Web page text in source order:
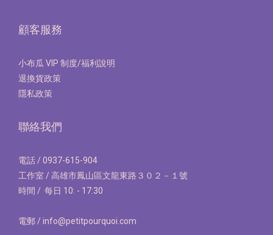
顧客服務
小布瓜 VIP 制度/福利說明
退換貨政策
隱私政策
聯絡我們
電話 / 0937-615-904
工作室 / 高雄市鳳山區文龍東路３０２－１號
時間 / 每日 10: - 17:30
電郵 / info@petitpourquoi.com